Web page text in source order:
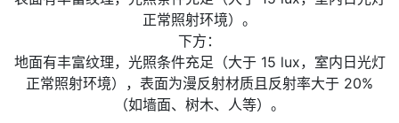
正常照射环境）。
下方：
地面有丰富纹理，光照条件充足（大于 15 lux，室内日光灯
正常照射环境），表面为漫反射材质且反射率大于 20%
（如墙面、树木、人等）。